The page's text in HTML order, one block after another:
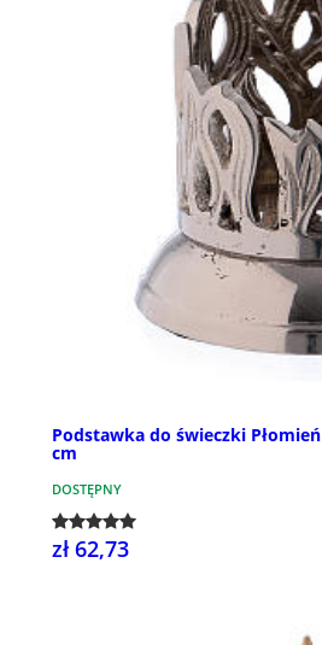
Podstawka do świeczki
cm
DOSTĘPNY
zł 62,73